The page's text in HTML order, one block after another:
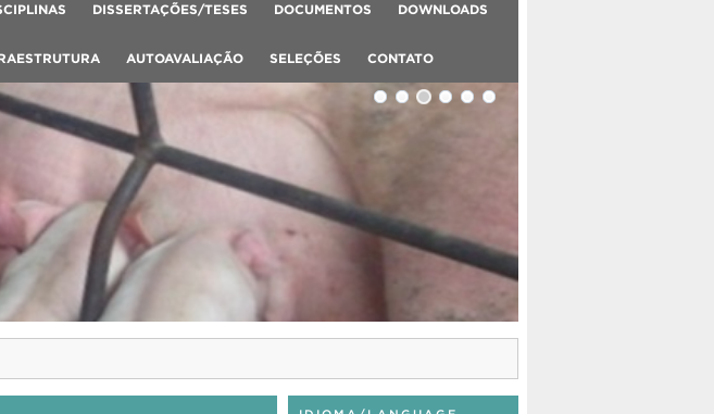
DISSERTAÇÕES/TESES DOCUMENTOS DOWNLOADS
AUTOAVALIAÇÃO SELEÇÕES CONTATO